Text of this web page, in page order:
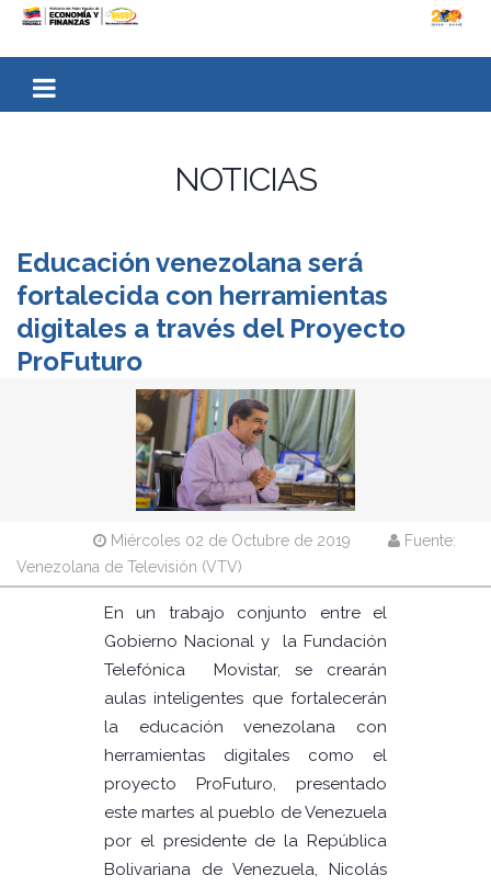
NOTICIAS
Educación venezolana será
fortalecida con herramientas
digitales a través del Proyecto
ProFuturo
Miércoles 02 de Octubre de 2019
Fuente:
Venezolana de Televisión (VTV)
En un trabajo conjunto entre el
Gobierno Nacional y la Fundación
Telefónica Movistar, se crearán
aulas inteligentes que fortalecerán
la educación venezolana con
herramientas digitales como el
proyecto ProFuturo, presentado
este martes al pueblo de Venezuela
por el presidente de la República
Bolivariana de Venezuela, Nicolás